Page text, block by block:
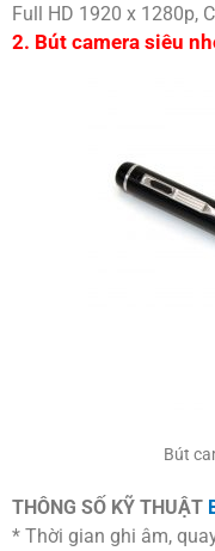
Full HD 1920 x 1280p,
2. Bút camera siêu
Bút
THÔNG SỐ KỸ THUẬT
* Thời gian ghi âm,